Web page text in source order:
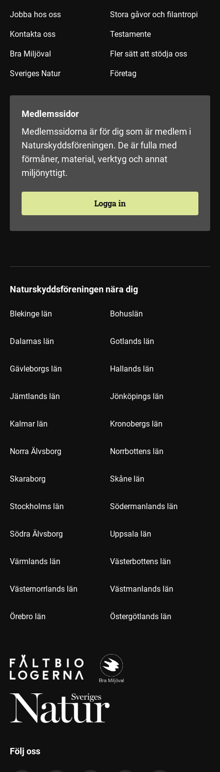
Jobba hos oss
Kontakta oss
Bra Miljöval
Sveriges Natur
Stora gåvor och filantropi
Testamente
Fler sätt att stödja oss
Företag
Medlemssidor
Medlemssidorna är för dig som är medlem i
Naturskyddsföreningen. De är fulla med
förmåner, material, verktyg och annat
miljönyttigt.
Logga in
Naturskyddsföreningen nära dig
Blekinge län Bohuslän
Dalarnas län Gotlands län
Gävleborgs län Hallands län
Jämtlands län Jönköpings län
Kalmar län Kronobergs län
Norra Älvsborg Norrbottens län
Skaraborg Skåne län
Stockholms län Södermanlands län
Södra Älvsborg Uppsala län
Värmlands län Västerbottens län
Västernorrlands län Västmanlands län
Örebro län Östergötlands län
Följ oss